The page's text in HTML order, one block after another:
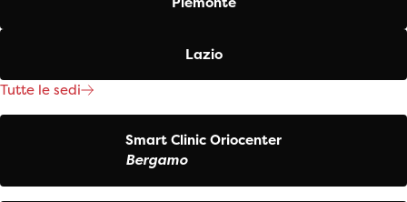
Lazio
Tutte le sedi
Smart Clinic Oriocenter
Bergamo